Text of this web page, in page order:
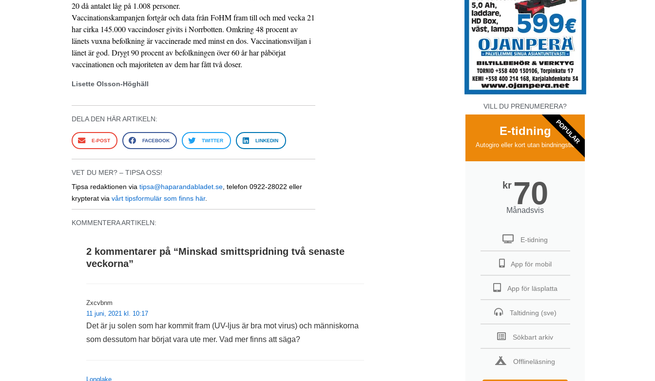
20 då antalet låg på 1.008 personer.
Vaccinationskampanjen fortgår och data från FoHM fram till och med vecka 21
har cirka 145.000 vaccindoser givits i Norrbotten. Omkring 48 procent av
länets vuxna befolkning är vaccinerade med minst en dos. Vaccinationsviljan i
länet är god. Drygt 90 procent av befolkningen över 60 år har påbörjat
vaccinationen och majoriteten av dem har fått två doser.
Lisette Olsson-Höghäll
DELA DEN HÄR ARTIKELN:
E-POST FACEBOOK TWITTER LINKEDIN
VET DU MER? – TIPSA OSS!
Tipsa redaktionen via tipsa@haparandabladet.se , telefon 0922-28022 eller
krypterat via vårt tipsformulär som finns här.
KOMMENTERA ARTIKELN:
2 kommentarer på “Minskad smittspridning två senaste
veckorna”
Zxcvbnm
11 juni, 2021 kl. 10:17
Det är ju solen som har kommit fram (UV-ljus är bra mot virus) och människorna
som dessutom har börjat vara ute mer. Vad mer finns att säga?
Longlake
VILL DU PRENUMERERA?
E-tidning
Autogiro eller kort utan bindningstid
kr 70
Månadsvis
E-tidning
App för mobil
App för läsplatta
Taltidning (sve)
Sökbart arkiv
Offlineläsning
POPULAR